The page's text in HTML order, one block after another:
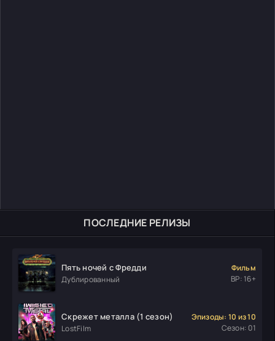
ПОСЛЕДНИЕ РЕЛИЗЫ
Пять ночей с Фредди
Дублированный
Фильм
ВР: 16+
Скрежет металла (1 сезон)
LostFilm
Эпизоды: 10 из 10
Сезон: 01